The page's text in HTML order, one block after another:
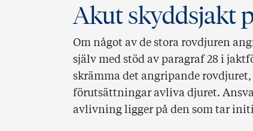
Akut skyddsjakt
Om något av de stora rovdjuren
själv med stöd av paragraf 28 i
skrämma det angripande
förutsättningar avliva djuret.
avlivning ligger på den som tar